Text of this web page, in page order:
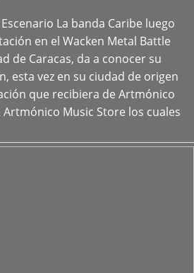
Escenario La banda Caribe luego
en el Wacken Metal Battle
de Caracas, da a conocer su
esta vez en su ciudad de origen
que recibiera de Artmónico
Music Store los cuales
+